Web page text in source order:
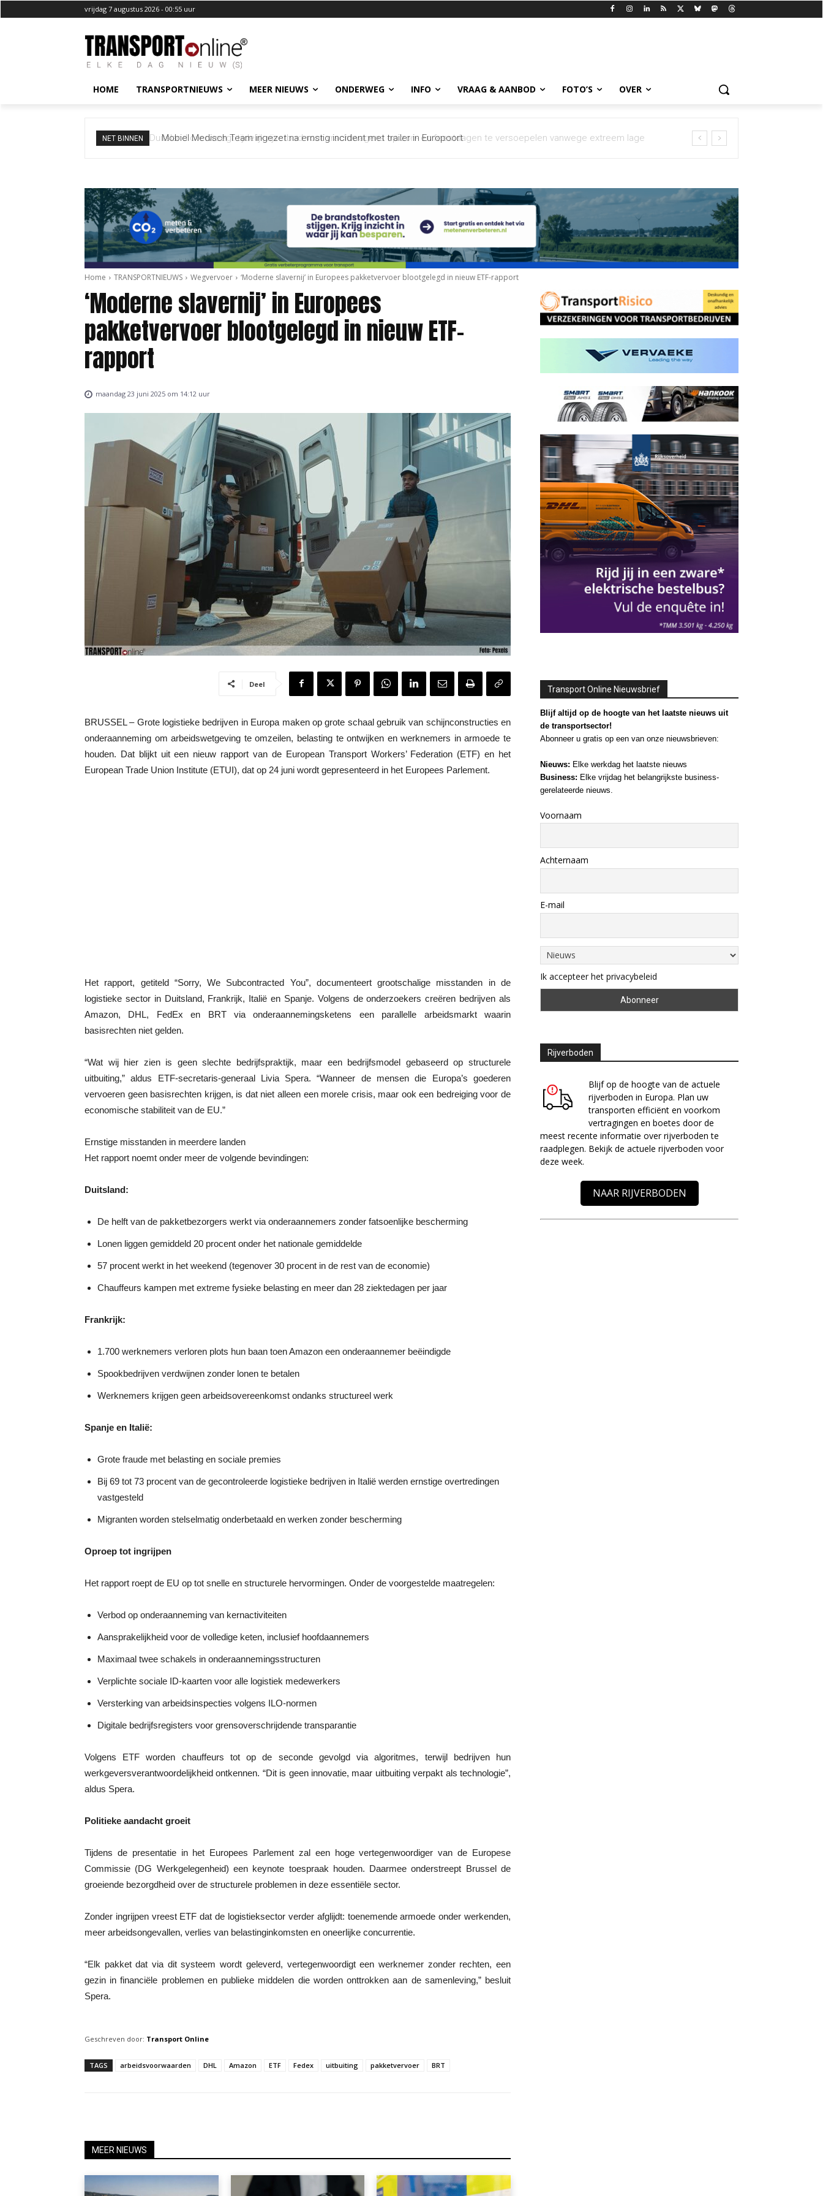
vrijdag 7 augustus 2026 - 00:55 uur
HOME TRANSPORTNIEUWS MEER NIEUWS ONDERWEG INFO VRAAG & AANBOD FOTO’S OVER
NET BINNEN Mobiel Medisch Team ingezet na ernstig incident met trailer in Europoort
Home TRANSPORTNIEUWS Wegvervoer ‘Moderne slavernij’ in Europees pakketvervoer blootgelegd in nieuw ETF-rapport
‘Moderne slavernij’ in Europees
pakketvervoer blootgelegd in nieuw ETF-
rapport
maandag 23 juni 2025 om 14:12 uur
Deel
BRUSSEL – Grote logistieke bedrijven in Europa maken op grote schaal gebruik van schijnconstructies en
onderaanneming om arbeidswetgeving te omzeilen, belasting te ontwijken en werknemers in armoede te
houden. Dat blijkt uit een nieuw rapport van de European Transport Workers’ Federation (ETF) en het
European Trade Union Institute (ETUI), dat op 24 juni wordt gepresenteerd in het Europees Parlement.
Het rapport, getiteld “Sorry, We Subcontracted You”, documenteert grootschalige misstanden in de
logistieke sector in Duitsland, Frankrijk, Italië en Spanje. Volgens de onderzoekers creëren bedrijven als
Amazon, DHL, FedEx en BRT via onderaannemingsketens een parallelle arbeidsmarkt waarin
basisrechten niet gelden.
“Wat wij hier zien is geen slechte bedrijfspraktijk, maar een bedrijfsmodel gebaseerd op structurele
uitbuiting,” aldus ETF-secretaris-generaal Livia Spera. “Wanneer de mensen die Europa’s goederen
vervoeren geen basisrechten krijgen, is dat niet alleen een morele crisis, maar ook een bedreiging voor de
economische stabiliteit van de EU.”
Ernstige misstanden in meerdere landen
Het rapport noemt onder meer de volgende bevindingen:
Duitsland:
De helft van de pakketbezorgers werkt via onderaannemers zonder fatsoenlijke bescherming
Lonen liggen gemiddeld 20 procent onder het nationale gemiddelde
57 procent werkt in het weekend (tegenover 30 procent in de rest van de economie)
Chauffeurs kampen met extreme fysieke belasting en meer dan 28 ziektedagen per jaar
Frankrijk:
1.700 werknemers verloren plots hun baan toen Amazon een onderaannemer beëindigde
Spookbedrijven verdwijnen zonder lonen te betalen
Werknemers krijgen geen arbeidsovereenkomst ondanks structureel werk
Spanje en Italië:
Grote fraude met belasting en sociale premies
Bij 69 tot 73 procent van de gecontroleerde logistieke bedrijven in Italië werden ernstige overtredingen
vastgesteld
Migranten worden stelselmatig onderbetaald en werken zonder bescherming
Oproep tot ingrijpen
Het rapport roept de EU op tot snelle en structurele hervormingen. Onder de voorgestelde maatregelen:
Verbod op onderaanneming van kernactiviteiten
Aansprakelijkheid voor de volledige keten, inclusief hoofdaannemers
Maximaal twee schakels in onderaannemingsstructuren
Verplichte sociale ID-kaarten voor alle logistiek medewerkers
Versterking van arbeidsinspecties volgens ILO-normen
Digitale bedrijfsregisters voor grensoverschrijdende transparantie
Volgens ETF worden chauffeurs tot op de seconde gevolgd via algoritmes, terwijl bedrijven hun
werkgeversverantwoordelijkheid ontkennen. “Dit is geen innovatie, maar uitbuiting verpakt als technologie”,
aldus Spera.
Politieke aandacht groeit
Tijdens de presentatie in het Europees Parlement zal een hoge vertegenwoordiger van de Europese
Commissie (DG Werkgelegenheid) een keynote toespraak houden. Daarmee onderstreept Brussel de
groeiende bezorgdheid over de structurele problemen in deze essentiële sector.
Zonder ingrijpen vreest ETF dat de logistieksector verder afglijdt: toenemende armoede onder werkenden,
meer arbeidsongevallen, verlies van belastinginkomsten en oneerlijke concurrentie.
“Elk pakket dat via dit systeem wordt geleverd, vertegenwoordigt een werknemer zonder rechten, een
gezin in financiële problemen en publieke middelen die worden onttrokken aan de samenleving,” besluit
Spera.
Geschreven door: Transport Online
TAGS arbeidsvoorwaarden DHL Amazon ETF Fedex uitbuiting pakketvervoer BRT
MEER NIEUWS
Transport Online Nieuwsbrief
Blijf altijd op de hoogte van het laatste nieuws uit
de transportsector!
Abonneer u gratis op een van onze nieuwsbrieven:
Nieuws: Elke werkdag het laatste nieuws
Business: Elke vrijdag het belangrijkste business-
gerelateerde nieuws.
Voornaam
Achternaam
E-mail
Ik accepteer het privacybeleid
Rijverboden
Blijf op de hoogte van de actuele
rijverboden in Europa. Plan uw
transporten efficiënt en voorkom
vertragingen en boetes door de
meest recente informatie over rijverboden te
raadplegen. Bekijk de actuele rijverboden voor
deze week.
NAAR RIJVERBODEN